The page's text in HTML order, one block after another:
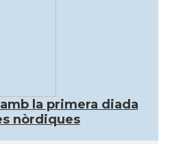
la primera diada
nòrdiques